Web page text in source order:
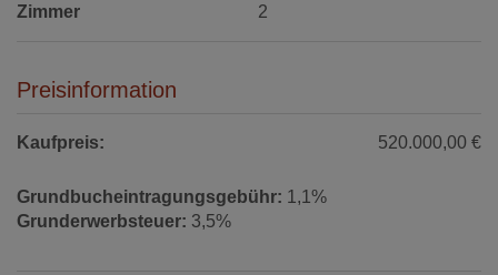
Zimmer 2
Preisinformation
Kaufpreis: 520.000,00 €
Grundbucheintragungsgebühr: 1,1%
Grunderwerbsteuer: 3,5%